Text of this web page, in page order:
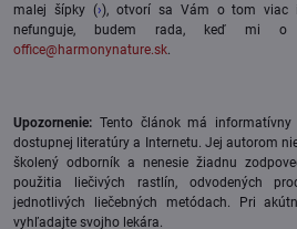
malej šípky (›), otvorí sa Vám o tom viac
nefunguje, budem rada, keď mi
office@harmonynature.sk.
Upozornenie: Tento článok má
dostupnej literatúry a Internetu. Jej autorom
školený odborník a nenesie žiadnu
použitia liečivých rastlín, odvodených
jednotlivých liečebných metódach. Pri
vyhľadajte svojho lekára.